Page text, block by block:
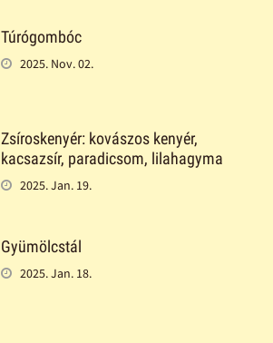
Túrógombóc
2025. Nov. 02.
Zsíroskenyér: kovászos kenyér,
kacsazsír, paradicsom, lilahagyma
2025. Jan. 19.
Gyümölcstál
2025. Jan. 18.